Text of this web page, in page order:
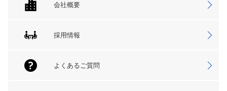
会社概要
採用情報
よくあるご質問